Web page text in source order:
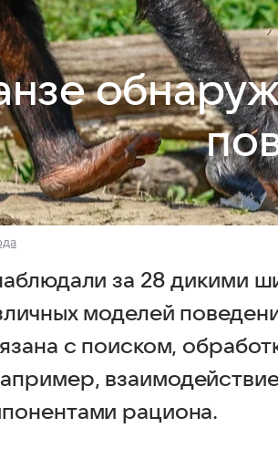
за 28 дикими
моделей
с поиском,
рациона.